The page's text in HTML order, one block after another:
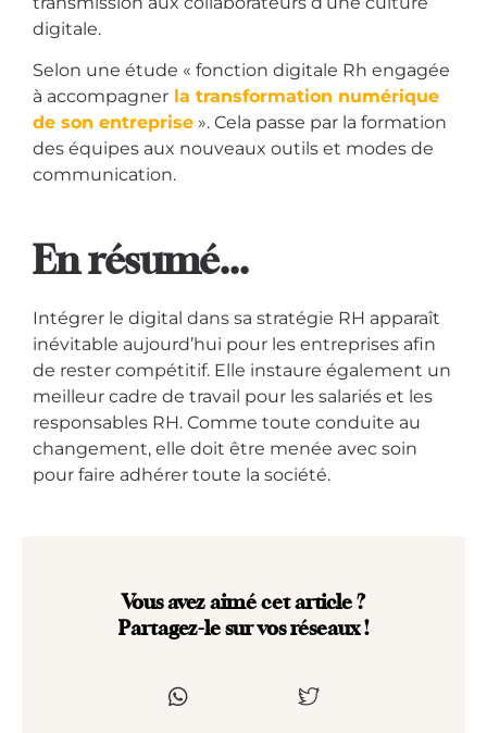
digitale.
Selon une étude « fonction digitale Rh engagée
à accompagner la transformation numérique
de son entreprise ». Cela passe par la formation
des équipes aux nouveaux outils et modes de
communication.
En résumé...
Intégrer le digital dans sa stratégie RH apparaît
inévitable aujourd’hui pour les entreprises afin
de rester compétitif. Elle instaure également un
meilleur cadre de travail pour les salariés et les
responsables RH. Comme toute conduite au
changement, elle doit être menée avec soin
pour faire adhérer toute la société.
Vous avez aimé cet article ?
Partagez-le sur vos réseaux !